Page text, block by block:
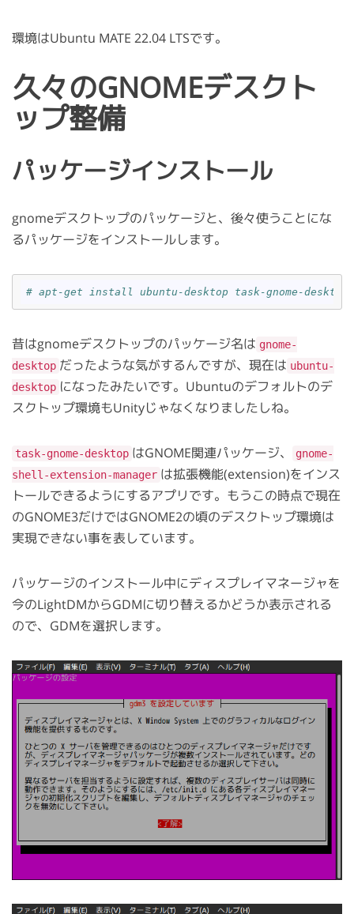
環境はUbuntu MATE 22.04 LTSです。
久々のGNOMEデスクト
ップ整備
パッケージインストール
gnomeデスクトップのパッケージと、後々使うことにな
るパッケージをインストールします。
# apt-get install ubuntu-desktop task-gnome-desktop
昔はgnomeデスクトップのパッケージ名は gnome-
desktop だったような気がするんですが、現在は ubuntu-
desktop になったみたいです。Ubuntuのデフォルトのデ
スクトップ環境もUnityじゃなくなりましたしね。
task-gnome-desktop はGNOME関連パッケージ、
gnome-
shell-extension-manager は拡張機能(extension)をインス
トールできるようにするアプリです。もうこの時点で現在
のGNOME3だけではGNOME2の頃のデスクトップ環境は
実現できない事を表しています。
パッケージのインストール中にディスプレイマネージャを
今のLightDMからGDMに切り替えるかどうか表示される
ので、GDMを選択します。